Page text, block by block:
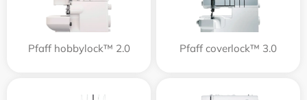
Pfaff hobbylock™ 2.0 Pfaff coverlock™ 3.0